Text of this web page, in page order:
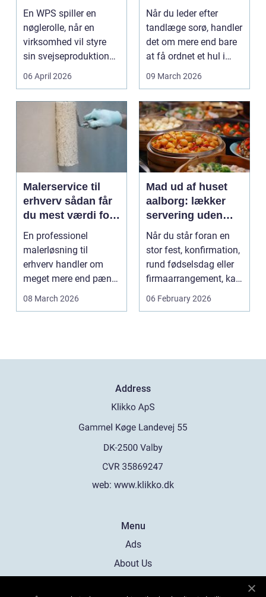
virksomheder
kvalitet og
sporbarhed
En WPS spiller en
nøglerolle, når en
virksomhed vil styre
sin svejseproduktion
sikkert, ensartet og ...
06 April 2026
dig
Når du leder efter
tandlæge sorø, handler
det om mere end bare
at få ordnet et hul i
tanden. For man...
09 March 2026
Malerservice til
erhverv sådan får
du mest værdi for
pengene
En professionel
malerløsning til
erhverv handler om
meget mere end pæne
vægge. Malerarbejde
08 March 2026
Mad ud af huset
aalborg: lækker
servering uden
stress
Når du står foran en
stor fest, konfirmation,
rund fødselsdag eller
firmaarrangement, kan
planlægnin...
06 February 2026
Address
web: www.klikko.dk
Menu
Ads
About Us